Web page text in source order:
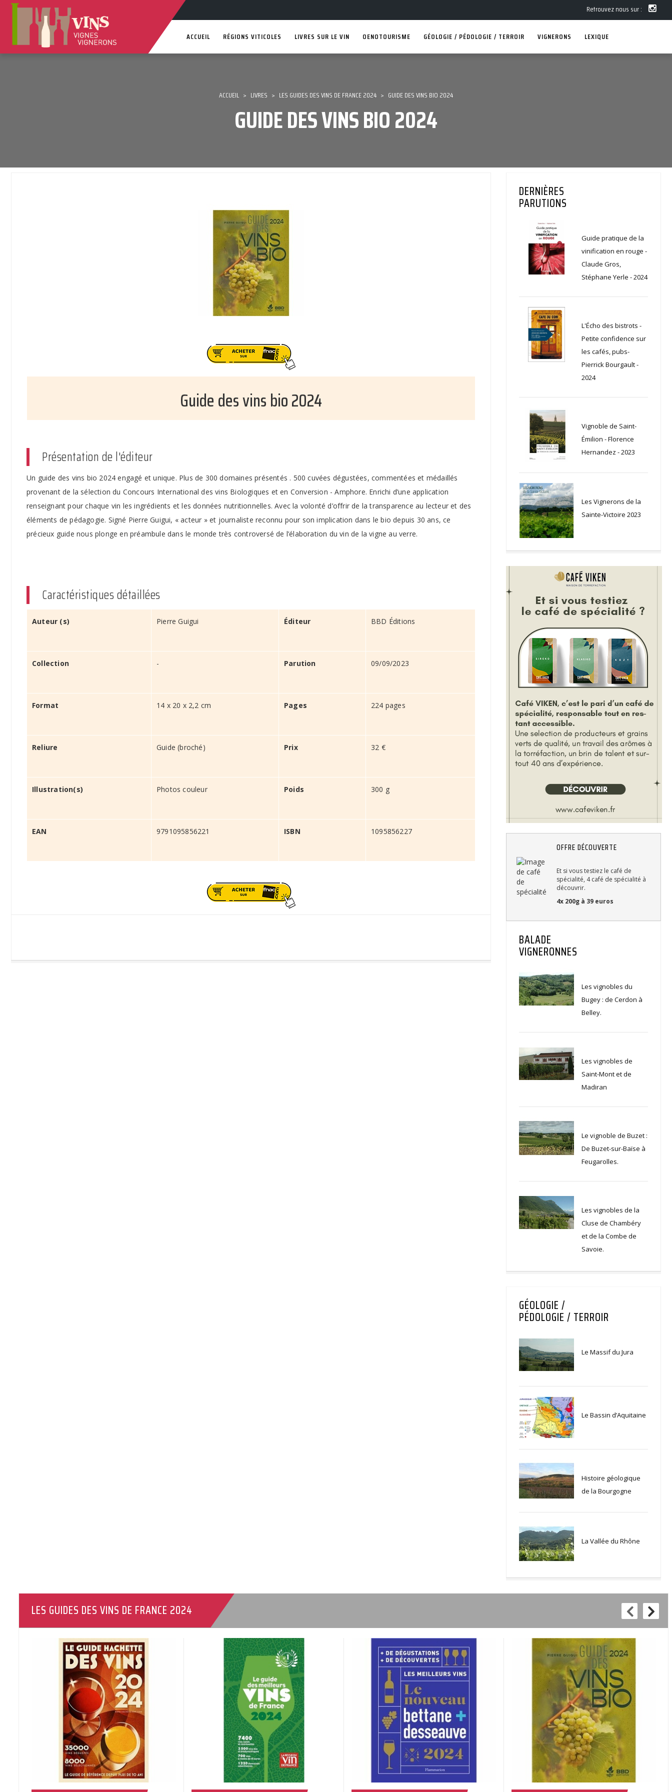
Retrouvez nous sur :
ACCUEIL RÉGIONS VITICOLES LIVRES SUR LE VIN OENOTOURISME GÉOLOGIE / PÉDOLOGIE / TERROIR VIGNERONS LEXIQUE
ACCUEIL > LIVRES > LES GUIDES DES VINS DE FRANCE 2024 > GUIDE DES VINS BIO 2024
GUIDE DES VINS BIO 2024
Guide des vins bio 2024
Présentation de l'éditeur
Un guide des vins bio 2024 engagé et unique. Plus de 300 domaines présentés . 500 cuvées dégustées, commentées et médaillés
provenant de la sélection du Concours International des vins Biologiques et en Conversion - Amphore. Enrichi d’une application
renseignant pour chaque vin les ingrédients et les données nutritionnelles. Avec la volonté d’offrir de la transparence au lecteur et des
éléments de pédagogie. Signé Pierre Guigui, « acteur » et journaliste reconnu pour son implication dans le bio depuis 30 ans, ce
précieux guide nous plonge en préambule dans le monde très controversé de l’élaboration du vin de la vigne au verre.
Caractéristiques détaillées
Auteur (s) Pierre Guigui Éditeur BBD Éditions
Collection - Parution 09/09/2023
Format 14 x 20 x 2,2 cm Pages 224 pages
Reliure Guide (broché) Prix 32 €
Illustration(s) Photos couleur Poids 300 g
EAN 9791095856221 ISBN 1095856227
DERNIÈRES
PARUTIONS
Guide pratique de la
vinification en rouge -
Claude Gros,
Stéphane Yerle - 2024
L'Écho des bistrots -
Petite confidence sur
les cafés, pubs-
Pierrick Bourgault -
2024
Vignoble de Saint-
Émilion - Florence
Hernandez - 2023
Les Vignerons de la
Sainte-Victoire 2023
OFFRE DÉCOUVERTE
Et si vous testiez le café de
spécialité, 4 café de spécialité à
découvrir.
4x 200g à 39 euros
BALADE
VIGNERONNES
Les vignobles du
Bugey : de Cerdon à
Belley.
Les vignobles de
Saint-Mont et de
Madiran
Le vignoble de Buzet :
De Buzet-sur-Baïse à
Feugarolles.
Les vignobles de la
Cluse de Chambéry
et de la Combe de
Savoie.
GÉOLOGIE /
PÉDOLOGIE / TERROIR
Le Massif du Jura
Le Bassin d’Aquitaine
Histoire géologique
de la Bourgogne
La Vallée du Rhône
LES GUIDES DES VINS DE FRANCE 2024